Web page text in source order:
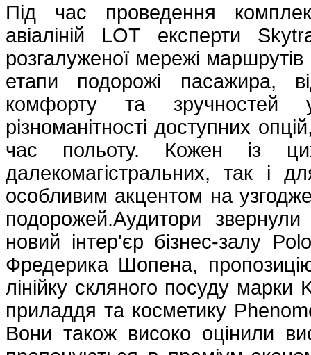
Під час проведення
авіаліній LOT експерти
розгалуженої мережі
етапи подорожі пасажира,
комфорту та зручностей
різноманітності доступних
час польоту. Кожен із
далекомагістральних, так і
особливим акцентом на
подорожей.Аудитори
новий інтер'єр бізнес-залу
Фредерика Шопена,
лінійку скляного посуду марки
приладдя та косметику
Вони також високо оцінили